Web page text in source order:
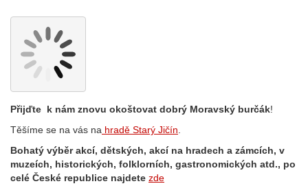
Přijďte k nám znovu okoštovat dobrý Moravský burčák!
Těšíme se na vás na hradě Starý Jičín
Bohatý výběr akcí, dětských, akcí na hradech a zámcích, v
muzeích, historických, folklorních, gastronomických atd., po
celé České republice najdete zde